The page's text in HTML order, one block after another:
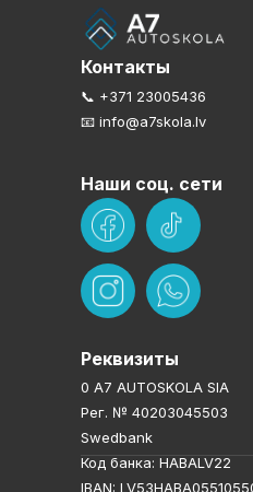
Реквизиты
Контакты
📞 +371 23005436
📧 info@a7skola.lv
0 A7 AUTOSKOLA SIA
Рег. № 40203045503
Swedbank
Код банка: HABALV22
IBAN:
Наши соц. сети